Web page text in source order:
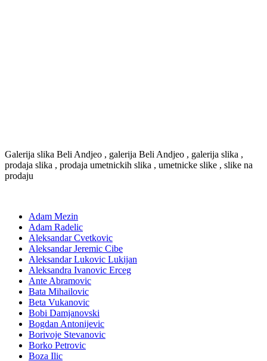
Galerija slika Beli Andjeo , galerija Beli Andjeo , galerija slika ,
prodaja slika , prodaja umetnickih slika , umetnicke slike , slike na
prodaju
Adam Mezin
Adam Radelic
Aleksandar Cvetkovic
Aleksandar Jeremic Cibe
Aleksandar Lukovic Lukijan
Aleksandra Ivanovic Erceg
Ante Abramovic
Bata Mihailovic
Beta Vukanovic
Bobi Damjanovski
Bogdan Antonijevic
Borivoje Stevanovic
Borko Petrovic
Boza Ilic